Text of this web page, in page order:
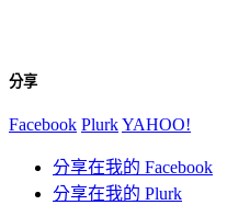
分享
Facebook PlurkYAHOO!
分享在我的 Facebook
分享在我的 Plurk